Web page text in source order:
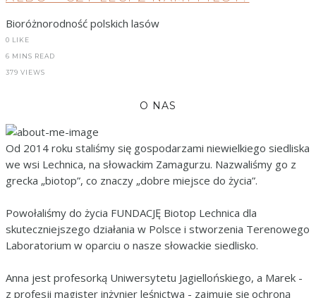
Bioróżnorodność polskich lasów
0 LIKE
6 MINS READ
379 VIEWS
O NAS
Od 2014 roku staliśmy się gospodarzami niewielkiego siedliska
we wsi Lechnica, na słowackim Zamagurzu. Nazwaliśmy go z
grecka „biotop”, co znaczy „dobre miejsce do życia”.
Powołaliśmy do życia FUNDACJĘ Biotop Lechnica dla
skuteczniejszego działania w Polsce i stworzenia Terenowego
Laboratorium w oparciu o nasze słowackie siedlisko.
Anna jest profesorką Uniwersytetu Jagiellońskiego, a Marek -
z profesji magister inżynier leśnictwa - zajmuje się ochroną